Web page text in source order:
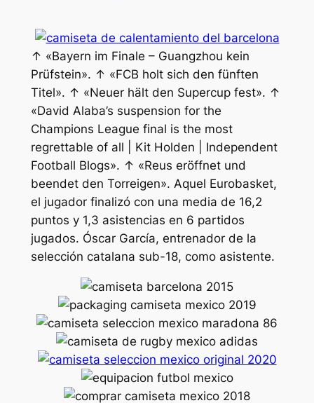
↑ «Bayern im Finale – Guangzhou kein
Prüfstein». ↑ «FCB holt sich den fünften
Titel». ↑ «Neuer hält den Supercup fest». ↑
«David Alaba’s suspension for the
Champions League final is the most
regrettable of all | Kit Holden | Independent
Football Blogs». ↑ «Reus eröffnet und
beendet den Torreigen». Aquel Eurobasket,
el jugador finalizó con una media de 16,2
puntos y 1,3 asistencias en 6 partidos
jugados. Óscar García, entrenador de la
selección catalana sub-18, como asistente.